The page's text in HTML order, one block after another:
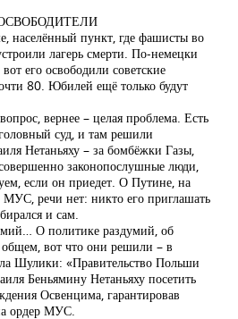
населённый пункт, где фашисты во
лагерь смерти. По-немецки
его освободили советские
80. Юбилей ещё только будут
вернее – целая проблема. Есть
суд, и там решили
Нетаньяху – за бомбёжки Газы,
законопослушные люди,
если он приедет. О Путине, на
МУС, речи нет: никто его приглашать
и сам.
О политике раздумий, об
вот что они решили – в
Шулики: «Правительство Польши
Беньямину Нетаньяху посетить
Освенцима, гарантировав
ордер МУС.